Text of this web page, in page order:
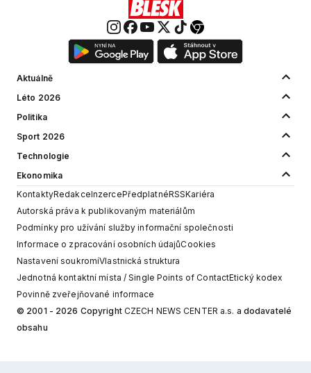
Aktuálně
Léto 2026
Politika
Sport 2026
Technologie
Ekonomika
KontaktyRedakceInzercePředplatnéRSSKariéra
Autorská práva k publikovaným materiálům
Podmínky pro užívání služby informační společnosti
Informace o zpracování osobních údajůCookies
Nastavení soukromíVlastnická struktura
Jednotná kontaktní místa / Single Points of ContactEtický kodex
Povinně zveřejňované informace
© 2001 - 2026 Copyright CZECH NEWS CENTER a.s. a dodavatelé
obsahu